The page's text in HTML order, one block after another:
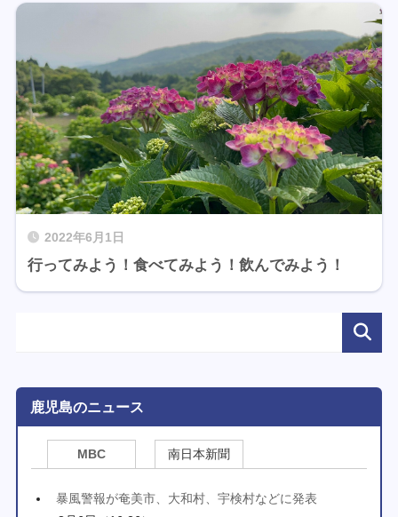
2022年6月1日
行ってみよう！食べてみよう！飲んでみよう！
鹿児島のニュース
MBC 南日本新聞
暴風警報が奄美市、大和村、宇検村などに発表